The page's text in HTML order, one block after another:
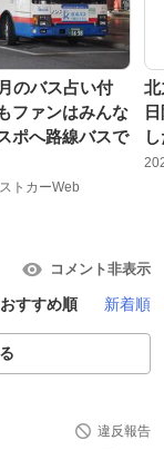
のバス占い付
ファンはみんな
ポへ路線バスで
トカーWeb
北
コメント非表示
おすすめ順 新着順
違反報告